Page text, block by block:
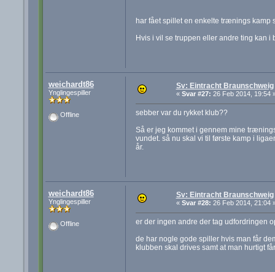
har fået spillet en enkelte trænings kamp
Hvis i vil se truppen eller andre ting kan i
weichardt86
Ynglingespiller
Offline
Sv: Eintracht Braunschweig
« Svar #27: 26 Feb 2014, 19:54
sebber var du rykket klub??
Så er jeg kommet i gennem mine
vundet. så nu skal vi til første kamp i
år.
weichardt86
Ynglingespiller
Offline
Sv: Eintracht Braunschweig
« Svar #28: 26 Feb 2014, 21:04
er der ingen andre der tag udfordringen
de har nogle gode spiller hvis man får
klubben skal drives samt at man hurtigt